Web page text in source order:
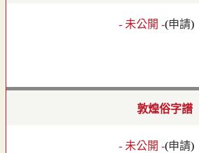
- 未公開 -(申請)
敦煌俗字譜
- 未公開 -(申請)